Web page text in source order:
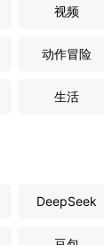
视频
动作冒险
生活
DeepSeek